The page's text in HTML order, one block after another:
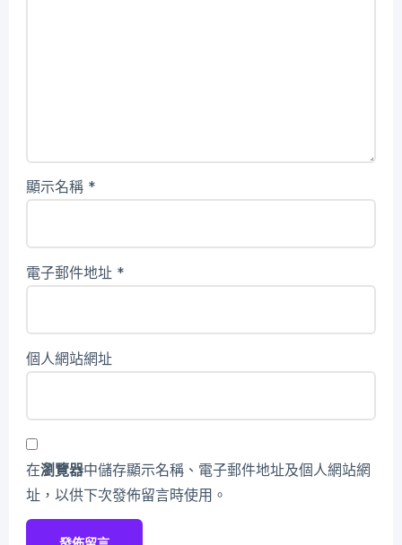
顯示名稱 *
電子郵件地址 *
個人網站網址
在瀏覽器中儲存顯示名稱、電子郵件地址及個人網站網
址，以供下次發佈留言時使用。